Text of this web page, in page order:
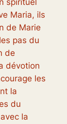
spirituel
Maria, ils
de Marie
pas du
de
dévotion
les
la
du
la